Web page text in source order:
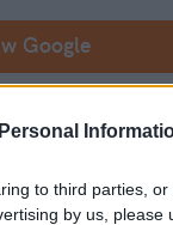
to third parties,
by us, please
Google
.
Donalda